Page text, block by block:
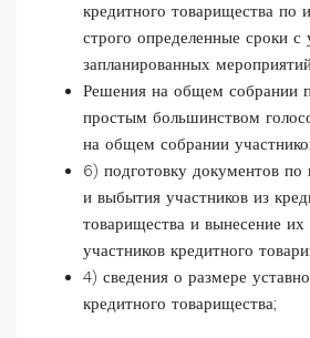
кредитного товарищества по
строго определенные сроки с
запланированных
Решения на общем собрании
простым большинством
на общем собрании
6) подготовку документов по
и выбытия участников из
товарищества и вынесение
участников кредитного
4) сведения о размере
кредитного товарищества;